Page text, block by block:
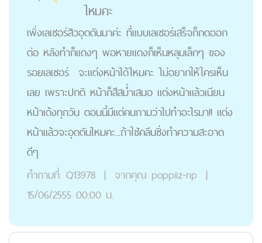
ไหมคะ
เพิ่งเลเซอร์สิวอุดตันมาค่ะ ที่แบบเลเซอร์เสร็จก็กดออก
ต่อ หลังทำก็แดงๆ พอหายแดงก็เห็นหลุมเล็กๆ ของ
รอยเลเซอร์ จะแต่งหน้าได้ไหมคะ ไม่อยากให้ใครเห็น
เลย เพราะปกติ หน้าก็สีสม่ำเสมอ แต่งหน้าแล้วเนียน
หน้าเด้งทุกวัน ตอนนี้มีแต่คนถามว่าไปทำอะไรมา!! แต่ง
หน้าแล้วจะอุดตันไหมคะ...ถ้าใช้คลีนซิ่งทำความสะอาด
ดีๆ
คำถามที่: Q13978 | จากคุณ poppiiz-np |
15/06/2555 00:00 น.